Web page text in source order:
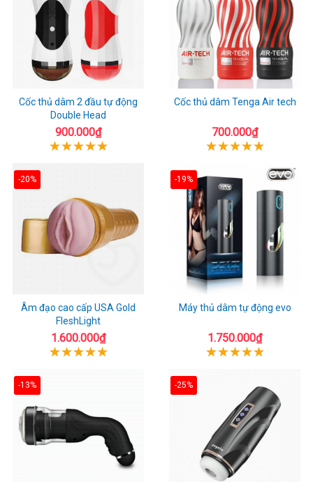
Cốc thủ dâm 2 đầu tự động
Double Head
900.000₫
Cốc thủ dâm Tenga Air tech
700.000₫
-20%
Âm đạo cao cấp USA Gold
FleshLight
1.600.000₫
-19%
Máy thủ dâm tự động evo
1.750.000₫
-13% -25%